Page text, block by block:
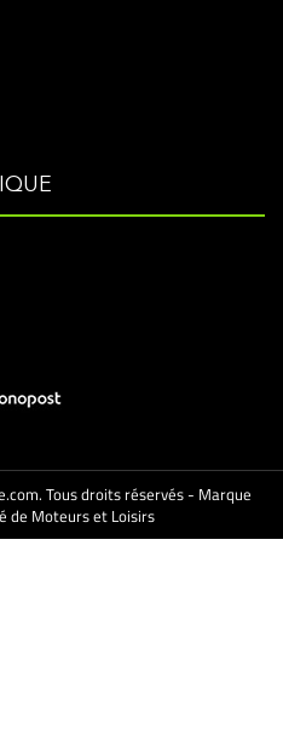
Tous droits réservés - Marque
de Moteurs et Loisirs